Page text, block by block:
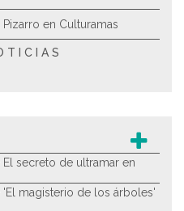
Pizarro en Culturamas
El secreto de ultramar en
'El magisterio de los árboles'